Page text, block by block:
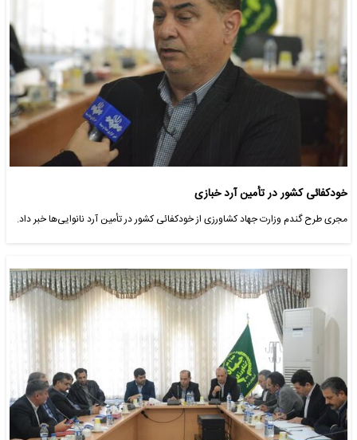
خودکفائی کشور در تأمین آرد خبازی
مجری طرح گندم وزارت جهاد کشاورزی از خودکفائی کشور در تأمین آرد نانوایی‌ها خبر داد.